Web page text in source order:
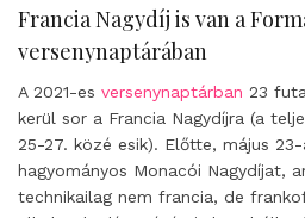
Francia Nagydíj is van a
versenynaptárában
A 2021-es versenynaptárban 23
kerül sor a Francia Nagydíjra (a
25-27. közé esik). Előtte, május
hagyományos Monacói Nagydíjat,
technikailag nem francia, de